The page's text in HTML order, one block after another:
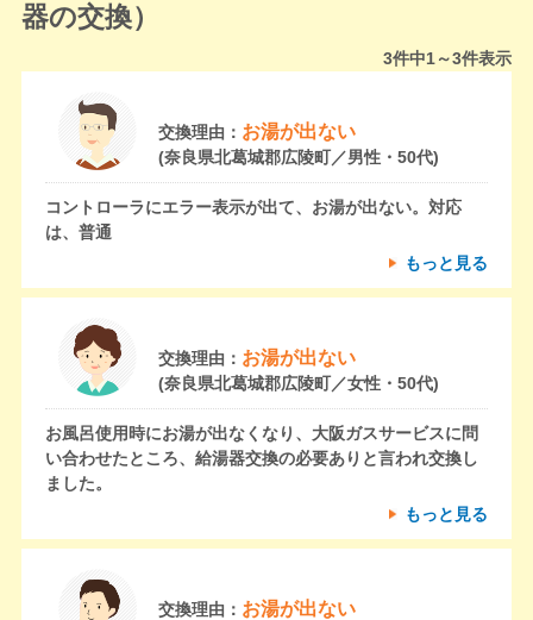
器の交換）
3件中1～3件表示
交換理由： お湯が出ない
(奈良県北葛城郡広陵町／男性・50代)
コントローラにエラー表示が出て、お湯が出ない。対応
は、普通
もっと見る
交換理由： お湯が出ない
(奈良県北葛城郡広陵町／女性・50代)
お風呂使用時にお湯が出なくなり、大阪ガスサービスに問
い合わせたところ、給湯器交換の必要ありと言われ交換し
ました。
もっと見る
交換理由： お湯が出ない